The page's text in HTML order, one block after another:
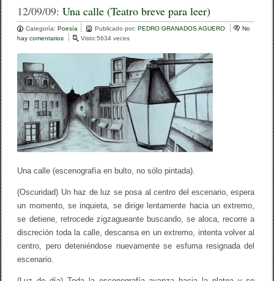
c
e
b
o
o
k
tt
er
m
p
ar
12/09/09:Una calle (Teatro breve para leer)
Categoría:Poesía Publicado por:PEDRO GRANADOS AGUERO
No
hay comentarios
a
e
(
T
t
o
e
v
e
Visto:5634 veces
Una calle (escenografía en bulto, no sólo pintada).
(Oscuridad) Un haz de luz se posa al centro del escenario, espera
un momento, se inquieta, se dirige lentamente hacia un extremo,
se detiene, retrocede zigzagueante buscando, se aloca, recorre a
discreción toda la calle, descansa en un extremo, intenta volver al
centro, pero deteniéndose nuevamente se esfuma resignada del
escenario.